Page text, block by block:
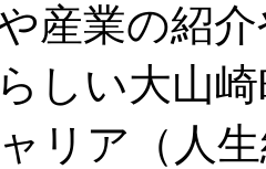
産業の紹
しい大山崎
リア（人